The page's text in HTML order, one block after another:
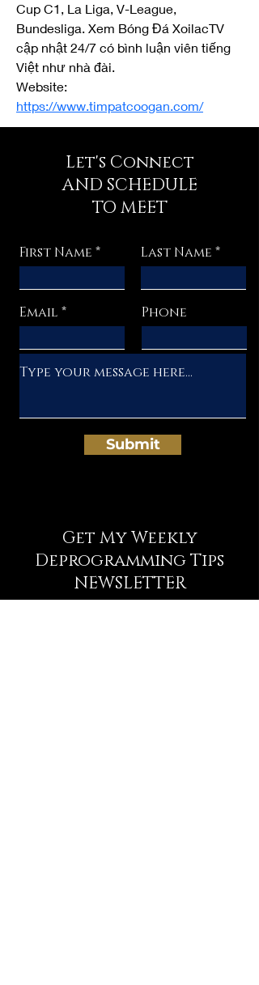
Cup C1, La Liga, V-League,
Bundesliga. Xem Bóng Đá XoilacTV
cập nhật 24/7 có bình luận viên tiếng
Việt như nhà đài.
Website:
https://www.timpatcoogan.com/
Let's Connect
AND SCHEDULE
TO MEET
First Name Last Name
Email Phone
Submit
Get My Weekly
Deprogramming Tips
NEWSLETTER